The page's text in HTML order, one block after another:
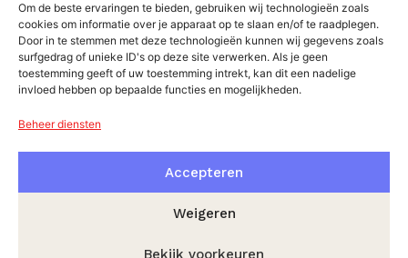
Om de beste ervaringen te bieden, gebruiken wij technologieën zoals
cookies om informatie over je apparaat op te slaan en/of te raadplegen.
Door in te stemmen met deze technologieën kunnen wij gegevens zoals
surfgedrag of unieke ID's op deze site verwerken. Als je geen
toestemming geeft of uw toestemming intrekt, kan dit een nadelige
invloed hebben op bepaalde functies en mogelijkheden.
Beheer diensten
Accepteren
Weigeren
Bekijk voorkeuren
Frankweg 2
2153 PD
Nieuw-Vennep